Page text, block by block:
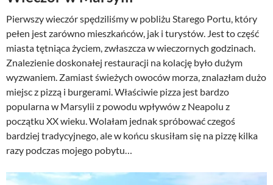
Pierwszy wieczór spędziliśmy w pobliżu Starego Portu, który
pełen jest zarówno mieszkańców, jak i turystów. Jest to część
miasta tętniąca życiem, zwłaszcza w wieczornych godzinach.
Znalezienie doskonałej restauracji na kolację było dużym
wyzwaniem. Zamiast świeżych owoców morza, znalazłam dużo
miejsc z pizzą i burgerami. Właściwie pizza jest bardzo
popularna w Marsylii z powodu wpływów z Neapolu z
początku XX wieku. Wolałam jednak spróbować czegoś
bardziej tradycyjnego, ale w końcu skusiłam się na pizzę kilka
razy podczas mojego pobytu…